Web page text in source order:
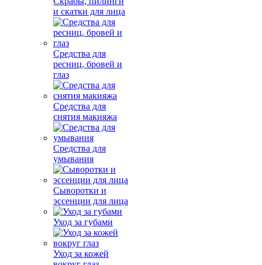
и скатки для лица
Средства для
ресниц, бровей и
глаз
Средства для
снятия макияжа
Средства для
умывания
Сыворотки и
эссенции для лица
Уход за губами
Уход за кожей